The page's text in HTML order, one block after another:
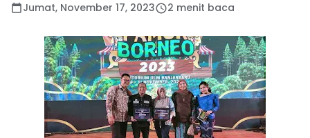
Jumat, November 17, 2023 2 menit baca